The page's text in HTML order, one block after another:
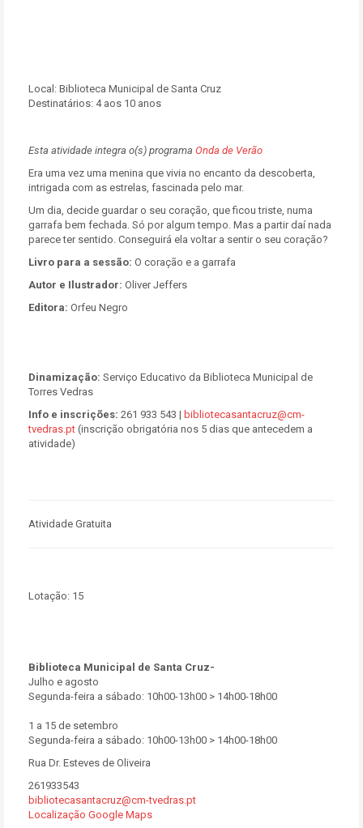
Local: Biblioteca Municipal de Santa Cruz
Destinatários: 4 aos 10 anos
Esta atividade integra o(s) programa Onda de Verão
Era uma vez uma menina que vivia no encanto da descoberta,
intrigada com as estrelas, fascinada pelo mar.
Um dia, decide guardar o seu coração, que ficou triste, numa
garrafa bem fechada. Só por algum tempo. Mas a partir daí nada
parece ter sentido. Conseguirá ela voltar a sentir o seu coração?
Livro para a sessão: O coração e a garrafa
Autor e Ilustrador: Oliver Jeffers
Editora: Orfeu Negro
Dinamização: Serviço Educativo da Biblioteca Municipal de
Torres Vedras
Info e inscrições: 261 933 543 | bibliotecasantacruz@cm-
tvedras.pt (inscrição obrigatória nos 5 dias que antecedem a
atividade)
Atividade Gratuita
Lotação: 15
Biblioteca Municipal de Santa Cruz-
Julho e agosto
Segunda-feira a sábado: 10h00-13h00 > 14h00-18h00
1 a 15 de setembro
Segunda-feira a sábado: 10h00-13h00 > 14h00-18h00
Rua Dr. Esteves de Oliveira
261933543
bibliotecasantacruz@cm-tvedras.pt
Localização Google Maps